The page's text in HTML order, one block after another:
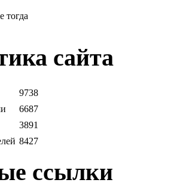
тогда
сайта
9738
6687
3891
8427
ссылки